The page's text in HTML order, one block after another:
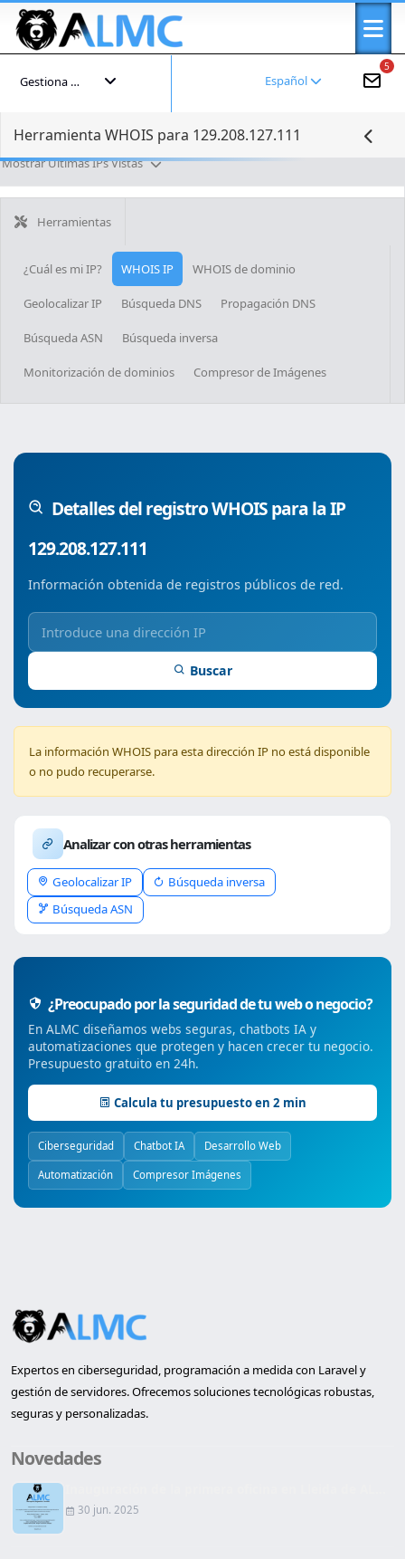
5
Español
Gestiona tu cuenta
Herramienta WHOIS para 129.208.127.111
Mostrar Últimas IPs Vistas
Herramientas
¿Cuál es mi IP? WHOIS IP WHOIS de dominio
Geolocalizar IP Búsqueda DNS Propagación DNS
Búsqueda ASN Búsqueda inversa
Monitorización de dominios Compresor de Imágenes
Detalles del registro WHOIS para la IP
129.208.127.111
Información obtenida de registros públicos de red.
Buscar
La información WHOIS para esta dirección IP no está disponible
o no pudo recuperarse.
Analizar con otras herramientas
Geolocalizar IP
Búsqueda inversa
Búsqueda ASN
¿Preocupado por la seguridad de tu web o negocio?
En ALMC diseñamos webs seguras, chatbots IA y
automatizaciones que protegen y hacen crecer tu negocio.
Presupuesto gratuito en 24h.
Calcula tu presupuesto en 2 min
Ciberseguridad Chatbot IA Desarrollo Web
Automatización Compresor Imágenes
Expertos en ciberseguridad, programación a medida con Laravel y
gestión de servidores. Ofrecemos soluciones tecnológicas robustas,
seguras y personalizadas.
Novedades
30 jun. 2025